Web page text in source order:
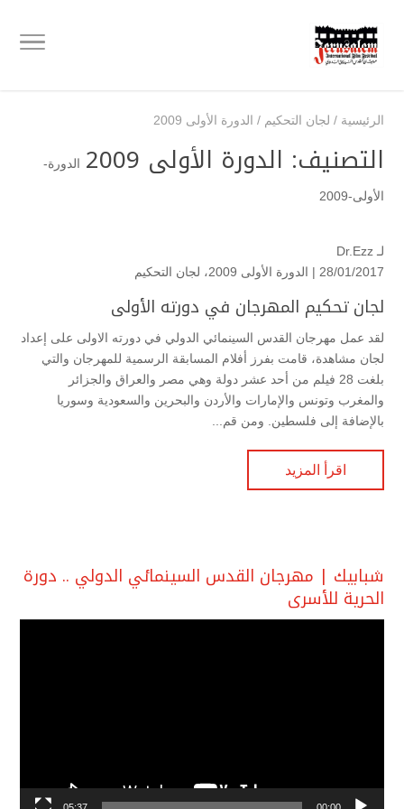
الرئيسية / لجان التحكيم / الدورة الأولى 2009
التصنيف: الدورة الأولى 2009 الدورة-
الأولى-2009
لـ Dr.Ezz
28/01/2017 |
الدورة الأولى 2009 ، لجان التحكيم
لجان تحكيم المهرجان في دورته الأولى
لقد عمل مهرجان القدس السينمائي الدولي في دورته الاولى على إعداد
لجان مشاهدة، قامت بفرز أفلام المسابقة الرسمية للمهرجان والتي
بلغت 28 فيلم من أحد عشر دولة وهي مصر والعراق والجزائر
والمغرب وتونس والإمارات والأردن والبحرين والسعودية وسوريا
بالإضافة إلى فلسطين. ومن قم...
اقرأ المزيد
شبابيك | مهرجان القدس السينمائي الدولي .. دورة
الحرية للأسرى